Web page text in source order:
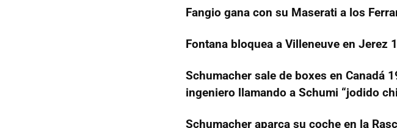
Fangio gana con su Maserati a los
Fontana bloquea a Villeneuve en
Schumacher sale de boxes en Canadá
ingeniero llamando a Schumi “jodido
Schumacher aparca su coche en la